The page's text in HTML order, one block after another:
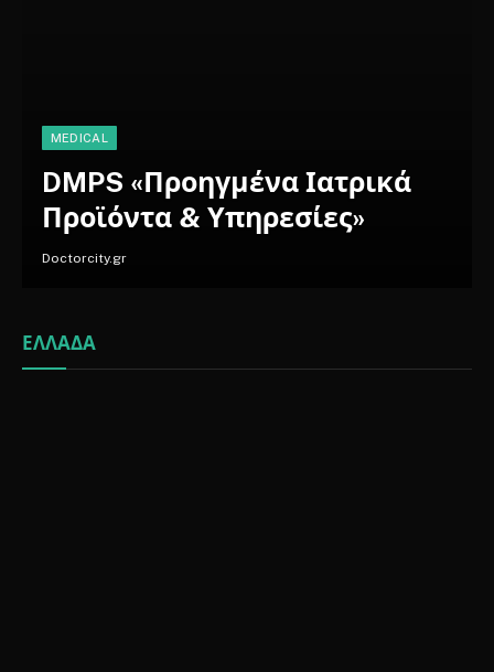
MEDICAL
DMPS «Προηγμένα Ιατρικά
Προϊόντα & Υπηρεσίες»
Doctorcity.gr
ΕΛΛΆΔΑ